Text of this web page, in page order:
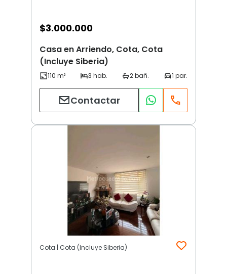
$3.000.000
Casa en Arriendo, Cota, Cota
(Incluye Siberia)
Contactar
Cota | Cota (Incluye Siberia)